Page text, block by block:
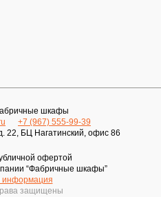
шкафы
+7 (967) 555-99-39
22, БЦ Нагатинский, офис 86
офертой
“Фабричные шкафы”
информация
защищены